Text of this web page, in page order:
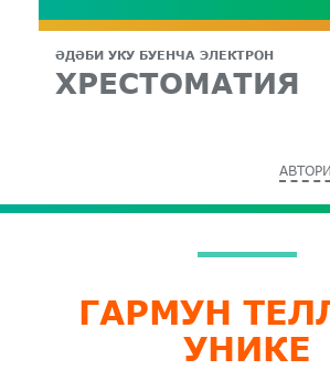
ӘДӘБИ УКУ БУЕНЧА ЭЛЕКТРОН
ХРЕСТОМАТИЯ
ГАРМУН
УНИКЕ